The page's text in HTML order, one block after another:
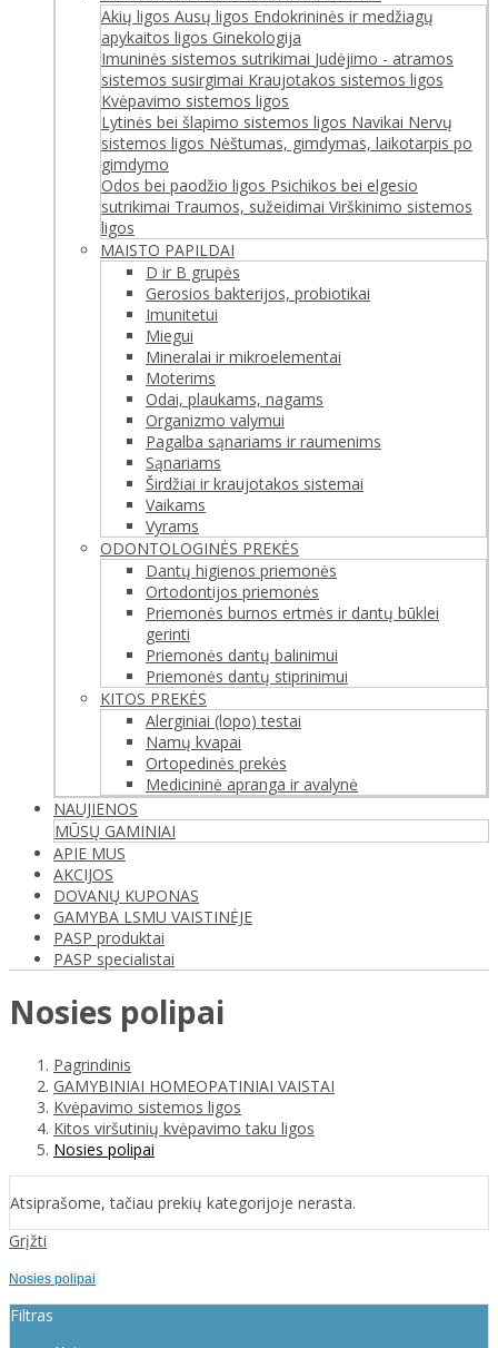
Akių ligos Ausų ligos Endokrininės ir medžiagų
apykaitos ligos Ginekologija
Imuninės sistemos sutrikimai Judėjimo - atramos
sistemos susirgimai Kraujotakos sistemos ligos
Kvėpavimo sistemos ligos
Lytinės bei šlapimo sistemos ligos Navikai Nervų
sistemos ligos Nėštumas, gimdymas, laikotarpis po
gimdymo
Odos bei paodžio ligos Psichikos bei elgesio
sutrikimai Traumos, sužeidimai Virškinimo sistemos
ligos
MAISTO PAPILDAI
D ir B grupės
Gerosios bakterijos, probiotikai
Imunitetui
Miegui
Mineralai ir mikroelementai
Moterims
Odai, plaukams, nagams
Organizmo valymui
Pagalba sąnariams ir raumenims
Sąnariams
Širdžiai ir kraujotakos sistemai
Vaikams
Vyrams
ODONTOLOGINĖS PREKĖS
Dantų higienos priemonės
Ortodontijos priemonės
Priemonės burnos ertmės ir dantų būklei
gerinti
Priemonės dantų balinimui
Priemonės dantų stiprinimui
KITOS PREKĖS
Alerginiai (lopo) testai
Namų kvapai
Ortopedinės prekės
Medicininė apranga ir avalynė
NAUJIENOS
MŪSŲ GAMINIAI
APIE MUS
AKCIJOS
DOVANŲ KUPONAS
GAMYBA LSMU VAISTINĖJE
PASP produktai
PASP specialistai
Nosies polipai
Pagrindinis
GAMYBINIAI HOMEOPATINIAI VAISTAI
Kvėpavimo sistemos ligos
Kitos viršutinių kvėpavimo taku ligos
Nosies polipai
Atsiprašome, tačiau prekių kategorijoje nerasta.
Grįžti
Nosies polipai
Filtras